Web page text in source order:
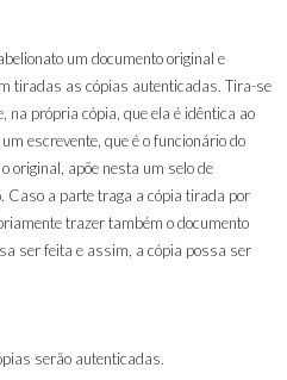
um documento original e
tiradas as cópias autenticadas. Tira-se
na própria cópia, que ela é idêntica ao
escrevente, que é o funcionário do
original, apõe nesta um selo de
Caso a parte traga a cópia tirada por
trazer também o documento
ser feita e assim, a cópia possa ser
serão autenticadas.